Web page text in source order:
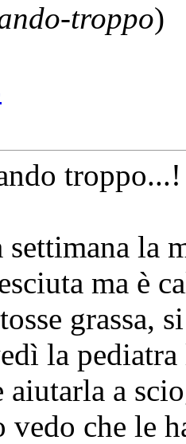
troppo)
la
ma è
grassa,
la pediatra
aiutarla a
vedo che le